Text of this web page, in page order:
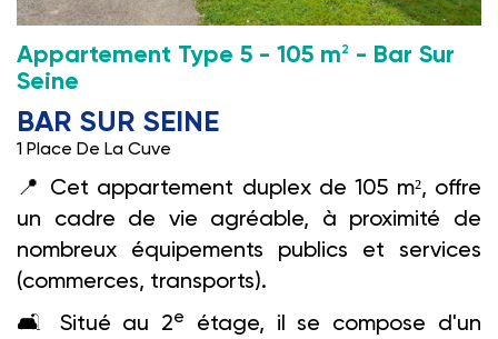
Appartement Type 5 - 105 m2
- Bar Sur
Seine
BAR SUR SEINE
1 Place De La Cuve
📍 Cet appartement duplex de 105 m², offre
un cadre de vie agréable, à proximité de
nombreux équipements publics et services
(commerces, transports).
🛋️️ Situé au 2e
étage, il se compose d'un